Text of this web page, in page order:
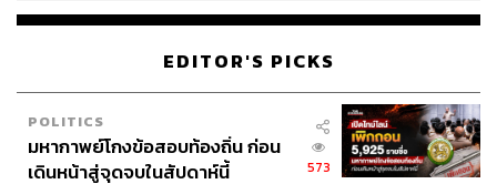
EDITOR'S PICKS
POLITICS
มหากาพย์โกงข้อสอบท้องถิ่น ก่อน
เดินหน้าสู่จุดจบในสัปดาห์นี้
573